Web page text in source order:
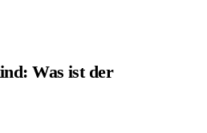
Was ist der